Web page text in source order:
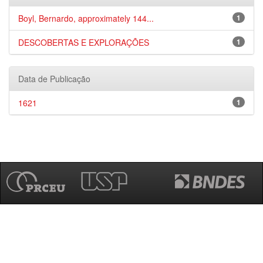
1
Boyl, Bernardo, approximately 144...
1
DESCOBERTAS E EXPLORAÇÕES
Data de Publicação
1
1621